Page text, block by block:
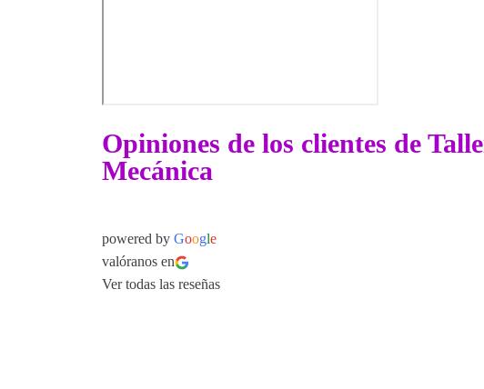
Opiniones de los clientes de
Mecánica
powered by Google
valóranos en
Ver todas las reseñas